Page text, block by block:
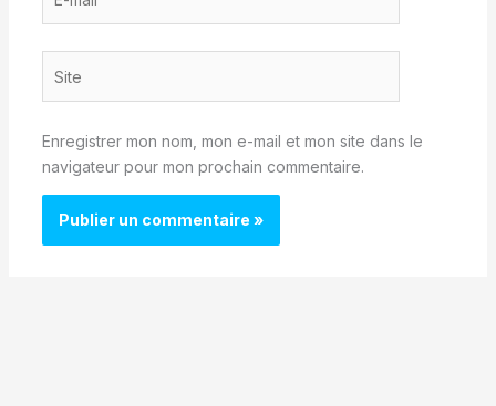
mail*
Enregistrer mon nom, mon e-mail et mon site dans le
navigateur pour mon prochain commentaire.